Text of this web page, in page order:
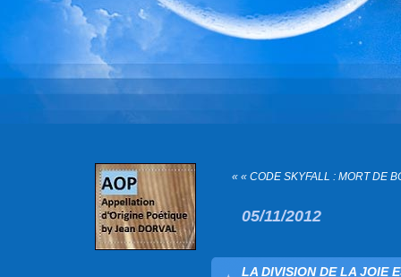
« « CODE SKYFALL : MORT DE
05/11/2012
LA DIVISION DE LA JOIE